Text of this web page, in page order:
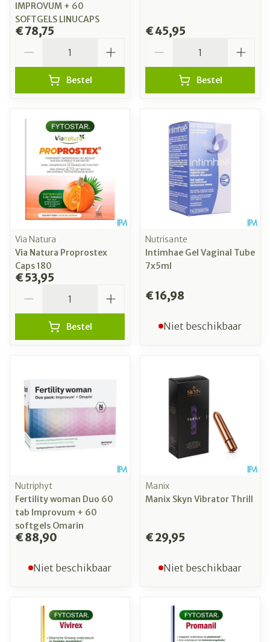
IMPROVUM + 60
SOFTGELS LINUCAPS
€ 78,75
Bestel
€ 45,95
Bestel
Via Natura
Via Natura Proprostex
Caps 180
€ 53,95
Bestel
Nutrisante
Intimhae Gel Vaginal Tube
7x5ml
€ 16,98
Niet beschikbaar
Nutriphyt
Fertility woman Duo 60
tab Improvum + 60
softgels Omarin
€ 88,90
Niet beschikbaar
Manix
Manix Skyn Vibrator Thrill
€ 29,95
Niet beschikbaar